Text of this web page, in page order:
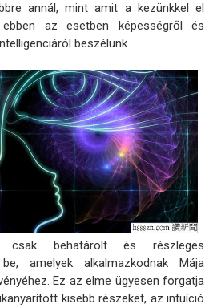
annál, mint amit a kezünkkel el
az esetben képességről és
beszélünk.
behatárolt és részleges
amelyek alkalmazkodnak Mája
Ez az elme ügyesen forgatja
kisebb részeket, az intuíció